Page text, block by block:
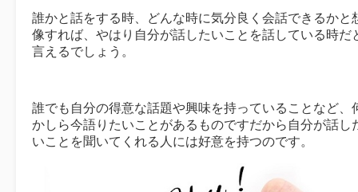
誰かと話をする時、どんな時に気分良く会話できるかと
像すれば、やはり自分が話したいことを話している時だ
言えるでしょう。
誰でも自分の得意な話題や興味を持っていることなど、
かしら今語りたいことがあるものですだから自分が話し
いことを聞いてくれる人には好意を持つのです。